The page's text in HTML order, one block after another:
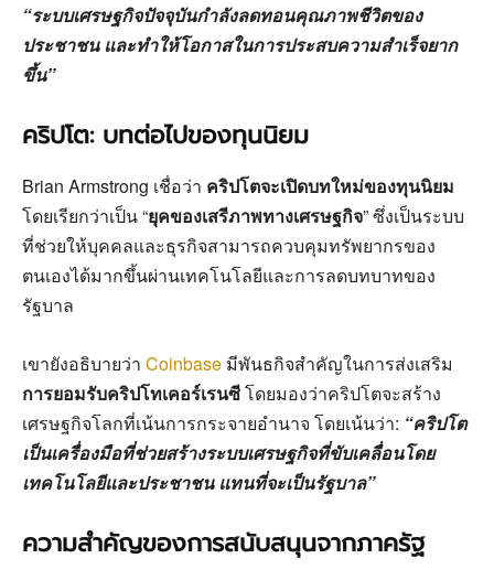
“ระบบเศรษฐกิจปัจจุบันกำลังลดทอนคุณภาพชีวิตของ
ประชาชน และทำให้โอกาสในการประสบความสำเร็จยาก
ขึ้น”
คริปโต: บทต่อไปของทุนนิยม
Brian Armstrong เชื่อว่า คริปโตจะเปิดบทใหม่ของทุนนิยม
โดยเรียกว่าเป็น “ยุคของเสรีภาพทางเศรษฐกิจ” ซึ่งเป็นระบบ
ที่ช่วยให้บุคคลและธุรกิจสามารถควบคุมทรัพยากรของ
ตนเองได้มากขึ้นผ่านเทคโนโลยีและการลดบทบาทของ
รัฐบาล
เขายังอธิบายว่า Coinbase มีพันธกิจสำคัญในการส่งเสริม
การยอมรับคริปโทเคอร์เรนซีโดยมองว่าคริปโตจะสร้าง
เศรษฐกิจโลกที่เน้นการกระจายอำนาจ โดยเน้นว่า: “คริปโต
เป็นเครื่องมือที่ช่วยสร้างระบบเศรษฐกิจที่ขับเคลื่อนโดย
เทคโนโลยีและประชาชน แทนที่จะเป็นรัฐบาล”
ความสำคัญของการสนับสนุนจากภาครัฐ